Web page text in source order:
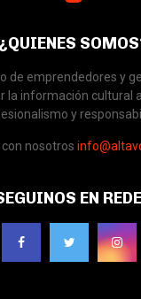
¿QUIENES
de emprendedores y
la información cultural
y
nosotros
EN